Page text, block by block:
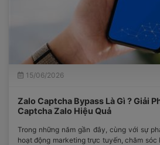
15/06/2026
Zalo Captcha Bypass Là Gì ? Giải
Captcha Zalo Hiệu Quả
Trong những năm gần đây, cùng với sự
hoạt động marketing trực tuyến, chăm